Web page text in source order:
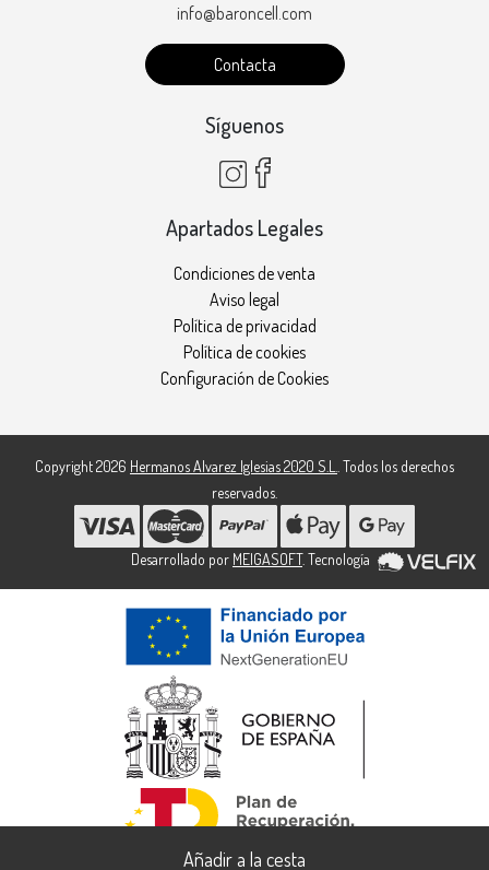
info@baroncell.com
Contacta
Síguenos
Apartados Legales
Condiciones de venta
Aviso legal
Política de privacidad
Política de cookies
Configuración de Cookies
Copyright 2026 Hermanos Alvarez Iglesias 2020 S.L.. Todos los derechos
reservados.
Desarrollado por MEIGASOFT. Tecnología